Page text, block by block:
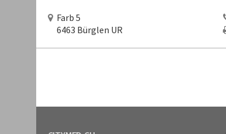
Farb 5
6463 Bürglen UR